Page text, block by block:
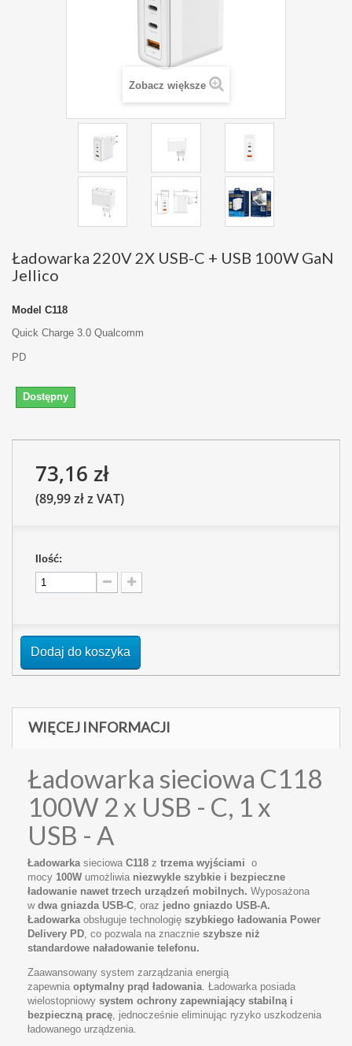
Zobacz większe
Ładowarka 220V 2X USB-C + USB 100W GaN
Jellico
Model C118
Quick Charge 3.0 Qualcomm
PD
Dostępny
73,16 zł
(89,99 zł z VAT)
Ilość:
Dodaj do koszyka
WIĘCEJ INFORMACJI
Ładowarka sieciowa C118
100W 2 x USB - C, 1 x
USB - A
Ładowarka sieciowa C118 z trzema wyjściami o
mocy 100W umożliwia niezwykle szybkie i bezpieczne
ładowanie nawet trzech urządzeń mobilnych. Wyposażona
w dwa gniazda USB-C , oraz jedno gniazdo USB-A.
Ładowarka obsługuje technologię szybkiego ładowania Power
Delivery PD , co pozwala na znacznie szybsze niż
standardowe naładowanie telefonu.
Zaawansowany system zarządzania energią
zapewnia optymalny prąd ładowania . Ładowarka posiada
wielostopniowy system ochrony zapewniający stabilną i
bezpieczną pracę , jednocześnie eliminując ryzyko uszkodzenia
ładowanego urządzenia.